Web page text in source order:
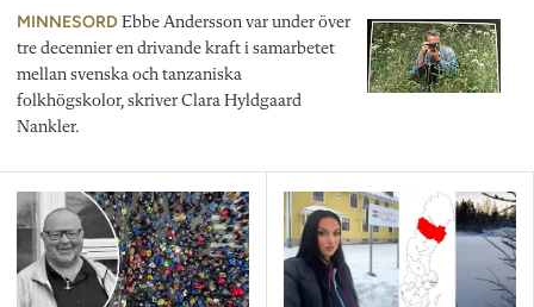
MINNESORD Ebbe Andersson var under över
tre decennier en drivande kraft i samarbetet
mellan svenska och tanzaniska
folkhögskolor, skriver Clara Hyldgaard
Nankler.